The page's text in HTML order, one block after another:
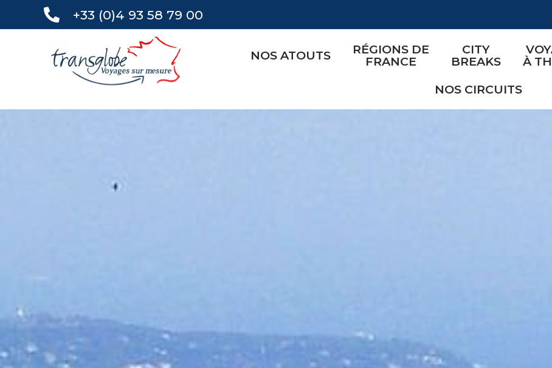
+33 (0)4 93 58 79 00
NOS ATOUTS
RÉGIONS DE
FRANCE
CITY
BREAKS
À
NOS CIRCUITS